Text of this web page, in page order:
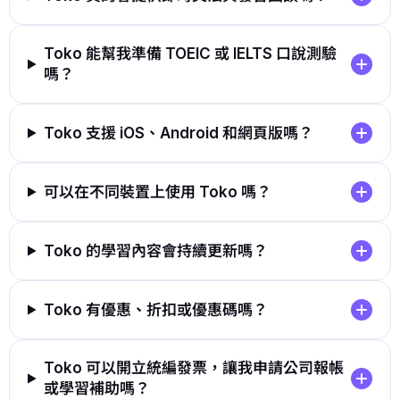
Toko 能幫我準備 TOEIC 或 IELTS 口說測驗
嗎？
Toko 支援 iOS、Android 和網頁版嗎？
可以在不同裝置上使用 Toko 嗎？
Toko 的學習內容會持續更新嗎？
Toko 有優惠、折扣或優惠碼嗎？
Toko 可以開立統編發票，讓我申請公司報帳
或學習補助嗎？